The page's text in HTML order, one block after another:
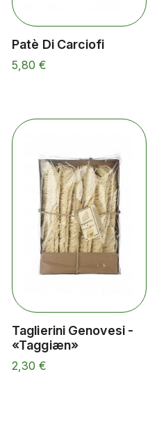
Patè Di Carciofi
5,80 €
Taglierini Genovesi -
«Taggiæn»
2,30 €